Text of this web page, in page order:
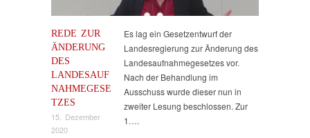
REDE ZUR
ÄNDERUNG
DES
LANDESAUF
NAHMEGESE
TZES
15. Dezember
2020
Es lag ein Gesetzentwurf der
Landesregierung zur Änderung des
Landesaufnahmegesetzes vor.
Nach der Behandlung im
Ausschuss wurde dieser nun in
zweiter Lesung beschlossen. Zur
1….